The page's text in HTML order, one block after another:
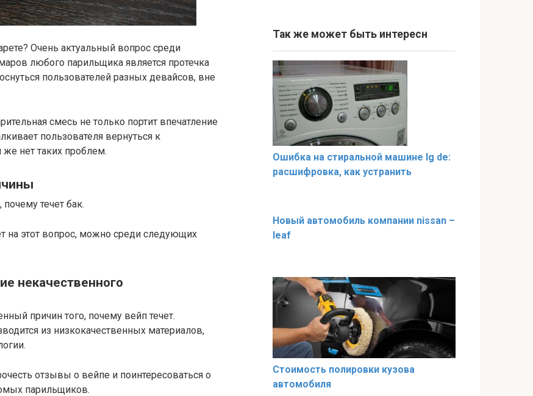
Очень актуальный вопрос среди
любого парильщика является протечка
пользователей разных девайсов, вне
смесь не только портит впечатление
пользователя вернуться к
нет таких проблем.
течет бак.
на этот вопрос, можно среди следующих
некачественного
причин того, почему вейп течет.
из низкокачественных материалов,
отзывы о вейпе и поинтересоваться о
парильщиков.
Так же может быть интересн
Ошибка на стиральной машине lg de:
расшифровка, как устранить
Новый автомобиль компании nissan –
leaf
Стоимость полировки кузова
автомобиля